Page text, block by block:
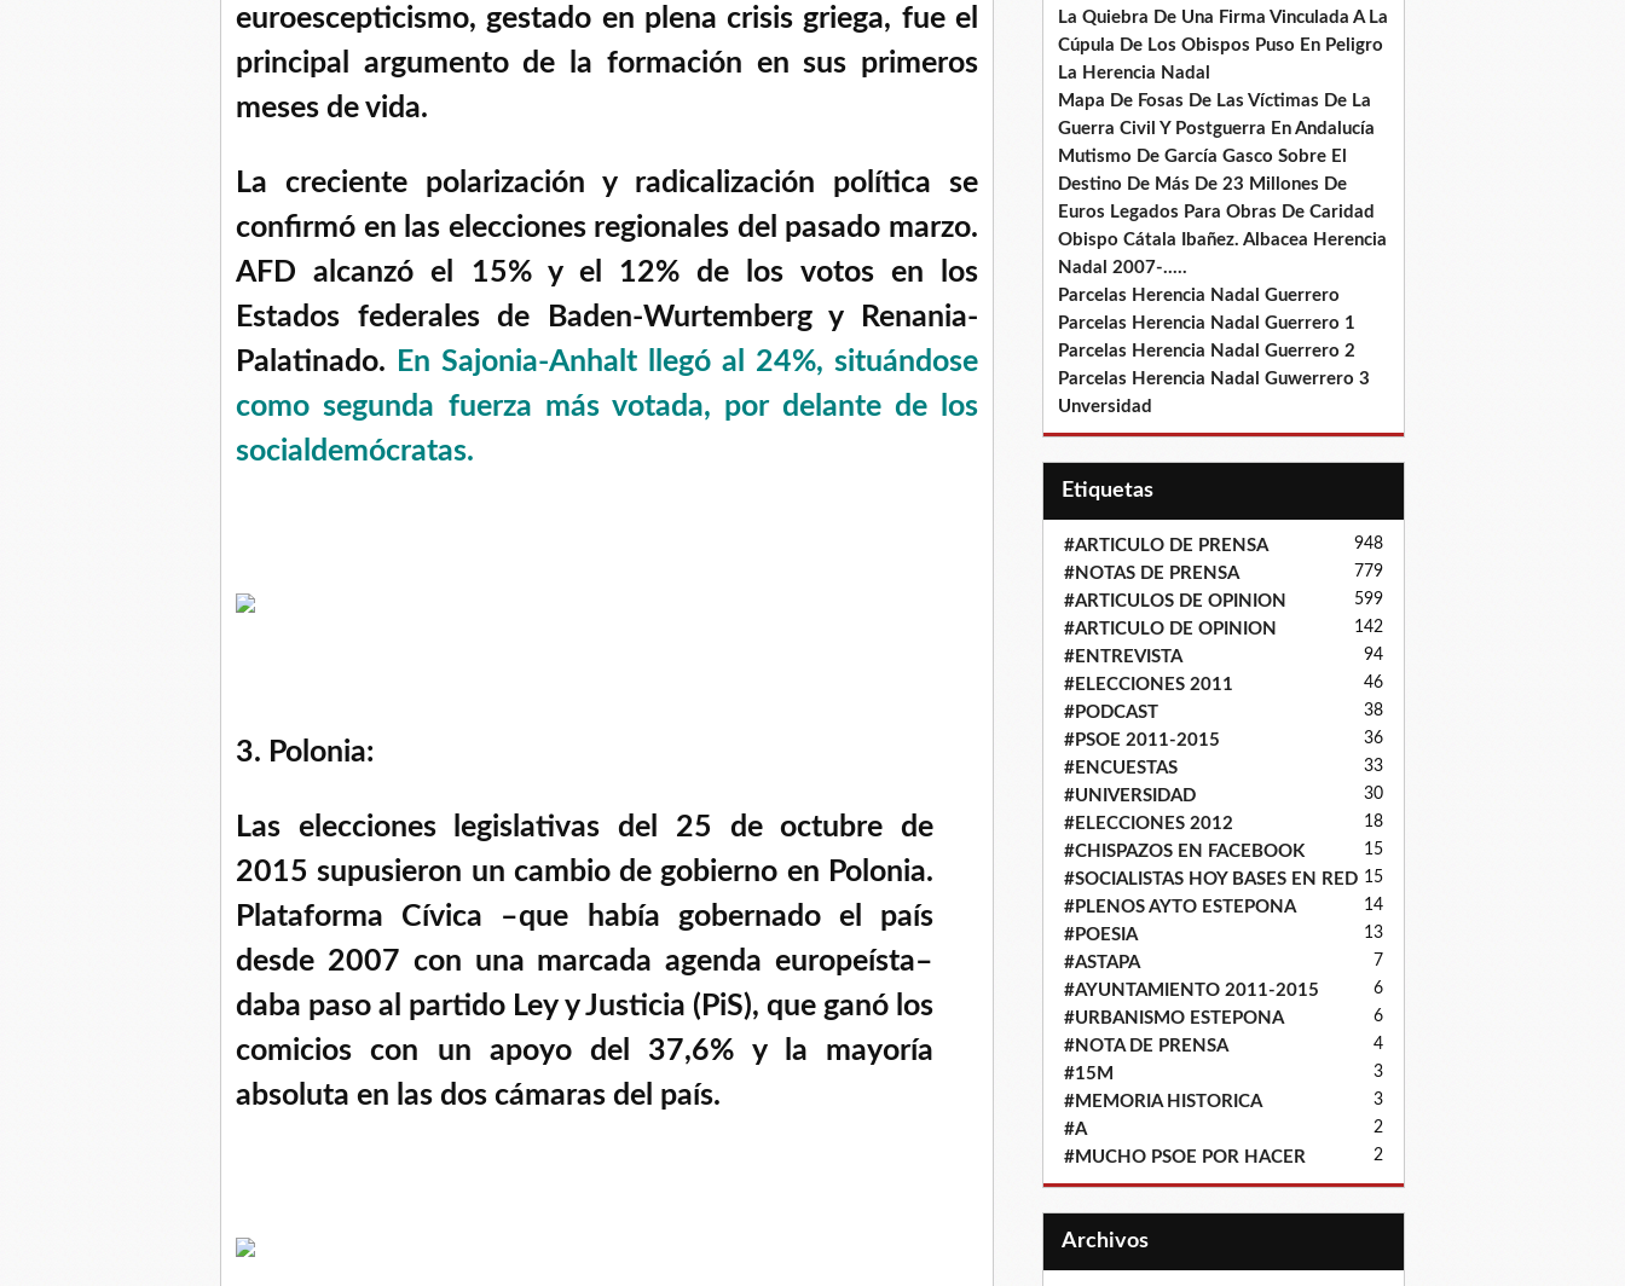
euroescepticismo, gestado en plena crisis griega, fue el
principal argumento de la formación en sus primeros
meses de vida.
La creciente polarización y radicalización política se
confirmó en las elecciones regionales del pasado marzo.
AFD alcanzó el 15% y el 12% de los votos en los
Estados federales de Baden-Wurtemberg y Renania-
Palatinado. En Sajonia-Anhalt llegó al 24%, situándose
como segunda fuerza más votada, por delante de los
socialdemócratas.
3. Polonia:
Las elecciones legislativas del 25 de octubre de
2015 supusieron un cambio de gobierno en Polonia.
Plataforma Cívica –que había gobernado el país
desde 2007 con una marcada agenda europeísta–
daba paso al partido Ley y Justicia (PiS), que ganó los
comicios con un apoyo del 37,6% y la mayoría
absoluta en las dos cámaras del país.
La Quiebra De Una Firma Vinculada A La
Cúpula De Los Obispos Puso En Peligro
La Herencia Nadal
Mapa De Fosas De Las Víctimas De La
Guerra Civil Y Postguerra En Andalucía
Mutismo De García Gasco Sobre El
Destino De Más De 23 Millones De
Euros Legados Para Obras De Caridad
Obispo Cátala Ibañez. Albacea Herencia
Nadal 2007-.....
Parcelas Herencia Nadal Guerrero
Parcelas Herencia Nadal Guerrero 1
Parcelas Herencia Nadal Guerrero 2
Parcelas Herencia Nadal Guwerrero 3
Unversidad
Etiquetas
#ARTICULO DE PRENSA 948
#NOTAS DE PRENSA 779
#ARTICULOS DE OPINION 599
#ARTICULO DE OPINION 142
#ENTREVISTA 94
#ELECCIONES 2011 46
#PODCAST 38
#PSOE 2011-2015 36
#ENCUESTAS 33
#UNIVERSIDAD 30
#ELECCIONES 2012 18
#CHISPAZOS EN FACEBOOK 15
#SOCIALISTAS HOY BASES EN RED 15
#PLENOS AYTO ESTEPONA 14
#POESIA 13
#ASTAPA 7
#AYUNTAMIENTO 2011-2015 6
#URBANISMO ESTEPONA 6
#NOTA DE PRENSA 4
#15M 3
#MEMORIA HISTORICA 3
#A 2
#MUCHO PSOE POR HACER 2
Archivos